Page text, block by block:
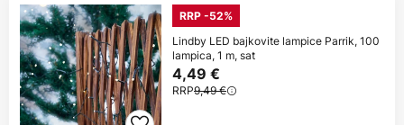
RRP -52%
Lindby LED bajkovite lampice Parrik, 100
lampica, 1 m, sat
4,49 €
RRP9,49 €